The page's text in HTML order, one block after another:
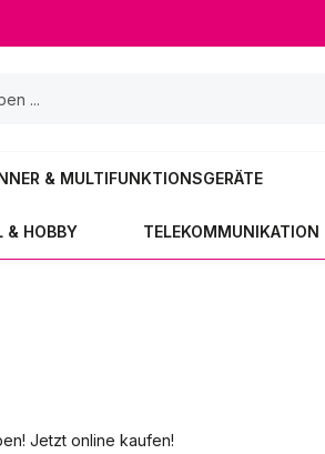
& MULTIFUNKTIONSGERÄTE
& HOBBY TELEKOMMUNIKATION
Jetzt online kaufen!